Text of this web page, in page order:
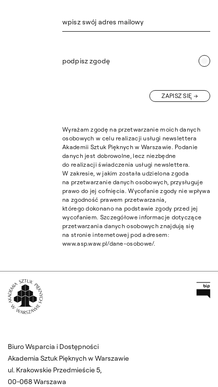
wpisz swój adres mailowy
podpisz zgodę
ZAPISZ SIĘ
Wyrażam zgodę na przetwarzanie moich danych
osobowych w celu realizacji usługi newslettera
Akademii Sztuk Pięknych w Warszawie. Podanie
danych jest dobrowolne, lecz niezbędne
do realizacji świadczenia usługi newslettera.
W zakresie, w jakim została udzielona zgoda
na przetwarzanie danych osobowych, przysługuje
prawo do jej cofnięcia. Wycofanie zgody nie wpływa
na zgodność prawem przetwarzania,
którego dokonano na podstawie zgody przed jej
wycofaniem. Szczegółowe informacje dotyczące
przetwarzania danych osobowych znajdują się
na stronie internetowej pod adresem:
www.asp.waw.pl/dane-osobowe/.
Biuro Wsparcia i Dostępności
Akademia Sztuk Pięknych w Warszawie
ul. Krakowskie Przedmieście 5,
00-068 Warszawa